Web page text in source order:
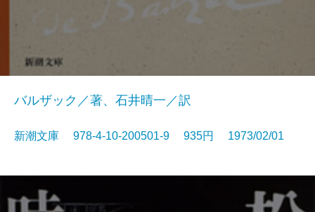
バルザック／著、石井晴一／訳
新潮文庫 978-4-10-200501-9 935円 1973/02/01